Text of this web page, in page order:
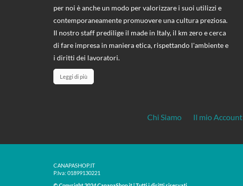
per noi è anche un modo per valorizzare i suoi utilizzi e
contemporaneamente promuovere una cultura preziosa.
Il nostro staff predilige il made in Italy, il km zero e cerca
di fare impresa in maniera etica, rispettando l'ambiente e
i diritti dei lavoratori.
Leggi di più
Chi Siamo Il mio Account
CANAPASHOP.IT
P.Iva: 01899130221